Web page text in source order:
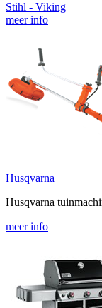
Stihl - Viking
meer info
Husqvarna
Husqvarna
meer info